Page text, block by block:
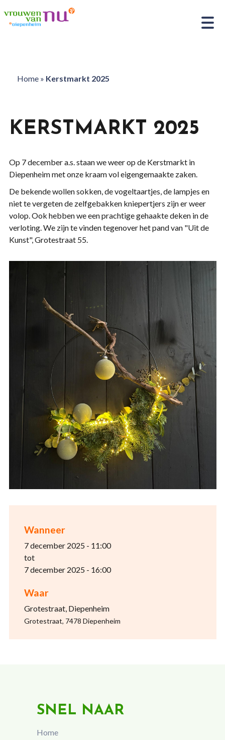
Home» Kerstmarkt 2025
Wanneer
7 december 2025 - 11:00
tot
7 december 2025 - 16:00
Waar
Grotestraat, Diepenheim
Grotestraat, 7478 Diepenheim
KERSTMARKT 2025
Op 7 december a.s. staan we weer op de Kerstmarkt in
Diepenheim met onze kraam vol eigengemaakte zaken.
De bekende wollen sokken, de vogeltaartjes, de lampjes en
niet te vergeten de zelfgebakken kniepertjers zijn er weer
volop. Ook hebben we een prachtige gehaakte deken in de
verloting. We zijn te vinden tegenover het pand van "Uit de
Kunst", Grotestraat 55.
SNEL NAAR
Home